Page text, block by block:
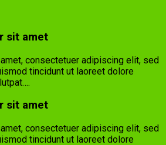
sit amet
consectetuer adipiscing elit, sed
tincidunt ut laoreet dolore
sit amet
consectetuer adipiscing elit, sed
tincidunt ut laoreet dolore